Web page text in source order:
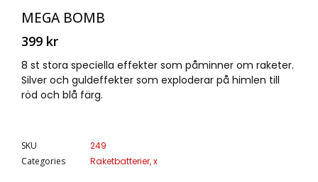
MEGA BOMB
399 kr
8 st stora speciella effekter som påminner om raketer.
Silver och guldeffekter som exploderar på himlen till
röd och blå färg.
SKU
249
Categories
Raketbatterier,x